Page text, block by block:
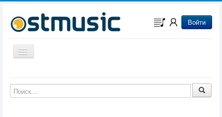
Войти
Включить/выключить навигацию
Музыка из мультфильмов
Музыка из сериалов